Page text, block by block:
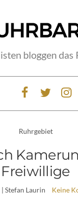
bloggen das
Ruhrgebiet
Freiwillige
| Stefan Laurin Keine